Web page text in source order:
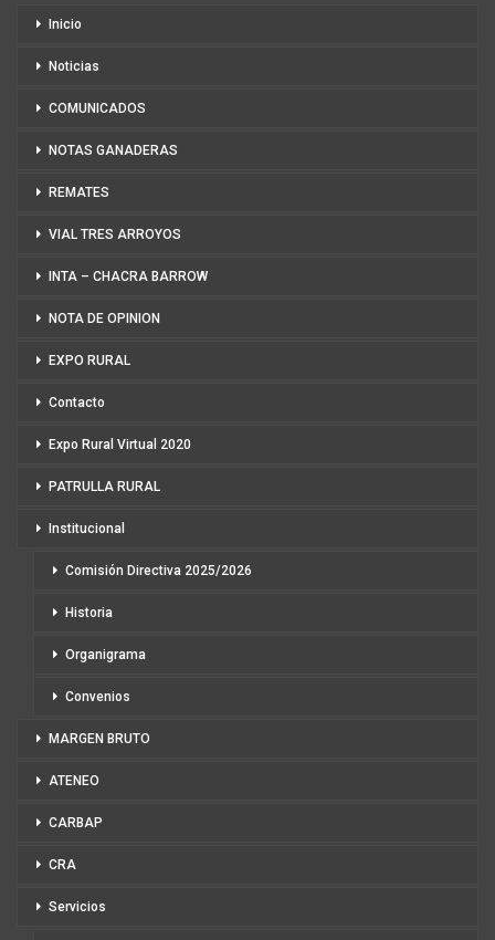
Inicio
Noticias
COMUNICADOS
NOTAS GANADERAS
REMATES
VIAL TRES ARROYOS
INTA – CHACRA BARROW
NOTA DE OPINION
EXPO RURAL
Contacto
Expo Rural Virtual 2020
PATRULLA RURAL
Institucional
Comisión Directiva 2025/2026
Historia
Organigrama
Convenios
MARGEN BRUTO
ATENEO
CARBAP
CRA
Servicios